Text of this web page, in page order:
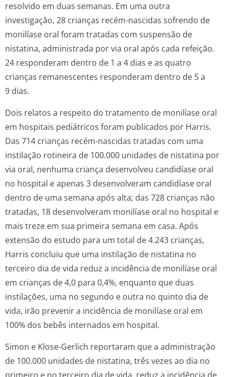
resolvido em duas semanas. Em uma outra
investigação, 28 crianças recém-nascidas sofrendo de
monilíase oral foram tratadas com suspensão de
nistatina, administrada por via oral após cada refeição.
24 responderam dentro de 1 a 4 dias e as quatro
crianças remanescentes responderam dentro de 5 a
9 dias.
Dois relatos a respeito do tratamento de monilíase oral
em hospitais pediátricos foram publicados por Harris.
Das 714 crianças recém-nascidas tratadas com uma
instilação rotineira de 100.000 unidades de nistatina por
via oral, nenhuma criança desenvolveu candidíase oral
no hospital e apenas 3 desenvolveram candidíase oral
dentro de uma semana após alta; das 728 crianças não
tratadas, 18 desenvolveram monilíase oral no hospital e
mais treze em sua primeira semana em casa. Após
extensão do estudo para um total de 4.243 crianças,
Harris concluiu que uma instilação de nistatina no
terceiro dia de vida reduz a incidência de monilíase oral
em crianças de 4,0 para 0,4%, enquanto que duas
instilações, uma no segundo e outra no quinto dia de
vida, irão prevenir a incidência de monilíase oral em
100% dos bebês internados em hospital.
Simon e Klose-Gerlich reportaram que a administração
de 100.000 unidades de nistatina, três vezes ao dia no